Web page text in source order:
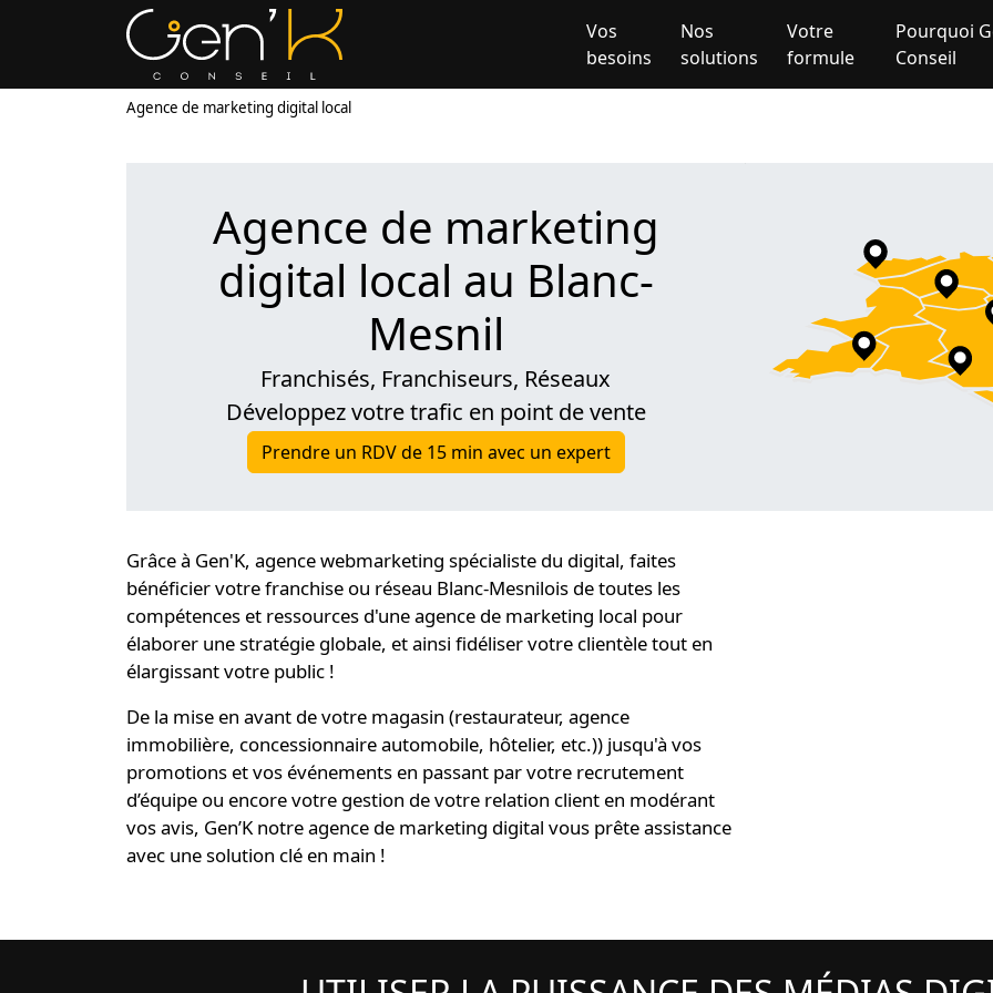
Vos
besoins
Nos
solutions
Votre
formule
Pourquoi
Conseil
Agence de marketing digital local
Agence de marketing
digital local au Blanc-
Mesnil
Franchisés, Franchiseurs, Réseaux
Développez votre trafic en point de vente
Prendre un RDV de 15 min avec un expert
Grâce à Gen'K, agence webmarketing spécialiste du digital, faites
bénéficier votrefranchise ou réseau Blanc-Mesnilois de toutes les
compétences et ressources d'uneagence de marketing local pour
élaborer unestratégie globale, et ainsi fidéliservotre clientèle tout en
élargissant votre public !
De la mise en avant de votre magasin (restaurateur, agence
immobilière, concessionnaire automobile, hôtelier, etc.)) jusqu'à vos
promotions et vos événements en passant par votre recrutement
d’équipe ou encore votre gestion de votre relation client en modérant
vos avis, Gen’K notreagence de marketing digital vous prête assistance
avec unesolution clé en main !